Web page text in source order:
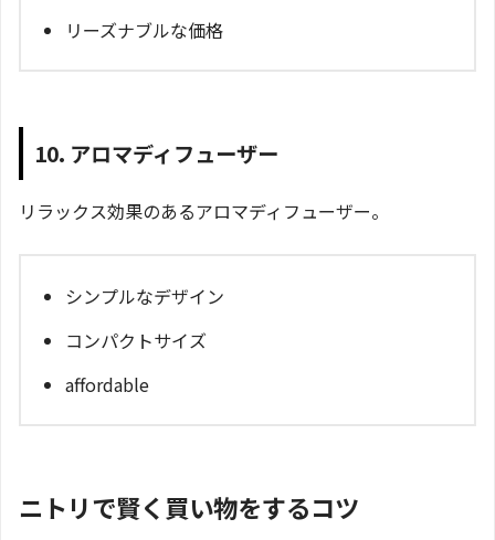
リーズナブルな価格
10. アロマディフューザー
リラックス効果のあるアロマディフューザー。
シンプルなデザイン
コンパクトサイズ
affordable
ニトリで賢く買い物をするコツ